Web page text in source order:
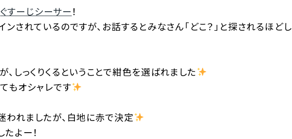
ぐすーじシーサー！
されているのですが、お話するとみなさん「どこ？」と探されるほどし
しっくりくるということで紺色を選ばれました
もオシャレです
われましたが、白地に赤で決定
よー！